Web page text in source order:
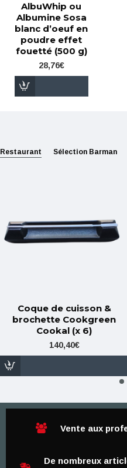
AlbuWhip ou
Albumine Sosa
blanc d’oeuf en
poudre effet
fouetté (500 g)
28,76€
Restaurant Sélection Barman
Coque de cuisson &
brochette Cookgreen
Cookal (x 6)
140,40€
Vente aux
De nombreux